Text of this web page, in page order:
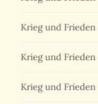
Krieg und Frieden
Krieg und Frieden
Krieg und